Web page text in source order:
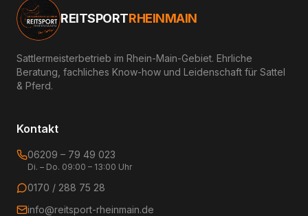
REITSPORTRHEINMAIN
Sattlermeisterbetrieb im Rhein-Main-Gebiet. Ehrliche
Beratung, fachliches Know-how und Leidenschaft für Sattel
& Pferd.
Kontakt
06209 – 79 49 023
Di. – Do. 09:00 – 13:00 Uhr
0170 / 288 75 28
info@reitsport-rheinmain.de